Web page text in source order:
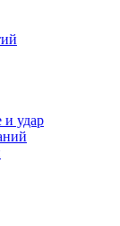
и удар